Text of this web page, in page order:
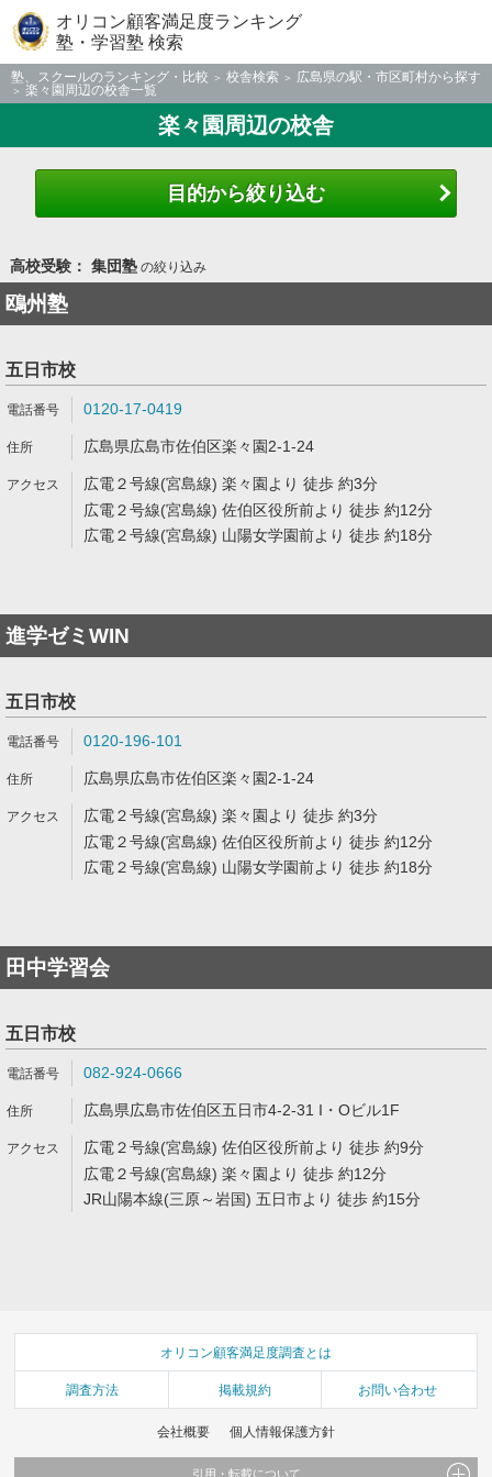
オリコン顧客満足度ランキング
塾・学習塾 検索
塾、スクールのランキング・比較 校舎検索
広島県の駅・市区町村から探す
楽々園周辺の校舎一覧
楽々園周辺の校舎
目的から絞り込む
高校受験： 集団塾の絞り込み
鴎州塾
五日市校
0120-17-0419
広島県広島市佐伯区楽々園2-1-24
広電２号線(宮島線) 楽々園より 徒歩 約3分
広電２号線(宮島線) 佐伯区役所前より 徒歩 約12分
広電２号線(宮島線) 山陽女学園前より 徒歩 約18分
進学ゼミWIN
五日市校
0120-196-101
広島県広島市佐伯区楽々園2-1-24
広電２号線(宮島線) 楽々園より 徒歩 約3分
広電２号線(宮島線) 佐伯区役所前より 徒歩 約12分
広電２号線(宮島線) 山陽女学園前より 徒歩 約18分
田中学習会
五日市校
082-924-0666
広島県広島市佐伯区五日市4-2-31 I・Oビル1F
広電２号線(宮島線) 佐伯区役所前より 徒歩 約9分
広電２号線(宮島線) 楽々園より 徒歩 約12分
JR山陽本線(三原～岩国) 五日市より 徒歩 約15分
オリコン顧客満足度調査とは
調査方法 掲載規約 お問い合わせ
会社概要 個人情報保護方針
引用・転載について